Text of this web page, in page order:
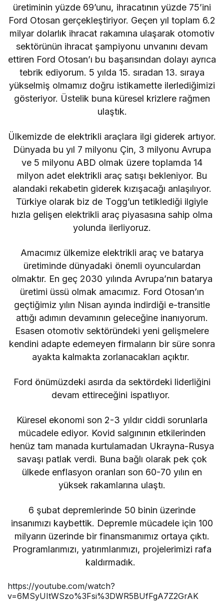
üretiminin yüzde 69’unu, ihracatının yüzde 75’ini
Ford Otosan gerçekleştiriyor. Geçen yıl toplam 6.2
milyar dolarlık ihracat rakamına ulaşarak otomotiv
sektörünün ihracat şampiyonu unvanını devam
ettiren Ford Otosan’ı bu başarısından dolayı ayrıca
tebrik ediyorum. 5 yılda 15. sıradan 13. sıraya
yükselmiş olmamız doğru istikamette ilerlediğimizi
gösteriyor. Üstelik buna küresel krizlere rağmen
ulaştık.
Ülkemizde de elektrikli araçlara ilgi giderek artıyor.
Dünyada bu yıl 7 milyonu Çin, 3 milyonu Avrupa
ve 5 milyonu ABD olmak üzere toplamda 14
milyon adet elektrikli araç satışı bekleniyor. Bu
alandaki rekabetin giderek kızışacağı anlaşılıyor.
Türkiye olarak biz de Togg’un tetiklediği ilgiyle
hızla gelişen elektrikli araç piyasasına sahip olma
yolunda ilerliyoruz.
Amacımız ülkemize elektrikli araç ve batarya
üretiminde dünyadaki önemli oyunculardan
olmaktır. En geç 2030 yılında Avrupa’nın batarya
üretimi üssü olmak amacımız. Ford Otosan’ın
geçtiğimiz yılın Nisan ayında indirdiği e-transitle
attığı adımın devamının geleceğine inanıyorum.
Esasen otomotiv sektöründeki yeni gelişmelere
kendini adapte edemeyen firmaların bir süre sonra
ayakta kalmakta zorlanacakları açıktır.
Ford önümüzdeki asırda da sektördeki liderliğini
devam ettireceğini ispatlıyor.
Küresel ekonomi son 2-3 yıldır ciddi sorunlarla
mücadele ediyor. Kovid salgınının etkilerinden
henüz tam manada kurtulamadan Ukrayna-Rusya
savaşı patlak verdi. Buna bağlı olarak pek çok
ülkede enflasyon oranları son 60-70 yılın en
yüksek rakamlarına ulaştı.
6 şubat depremlerinde 50 binin üzerinde
insanımızı kaybettik. Depremle mücadele için 100
milyarın üzerinde bir finansmanımız ortaya çıktı.
Programlarımızı, yatırımlarımızı, projelerimizi rafa
kaldırmadık.
https://youtube.com/watch?
v=6MSyUItWSzo%3Fsi%3DWR5BUfFgA7Z2GrAK